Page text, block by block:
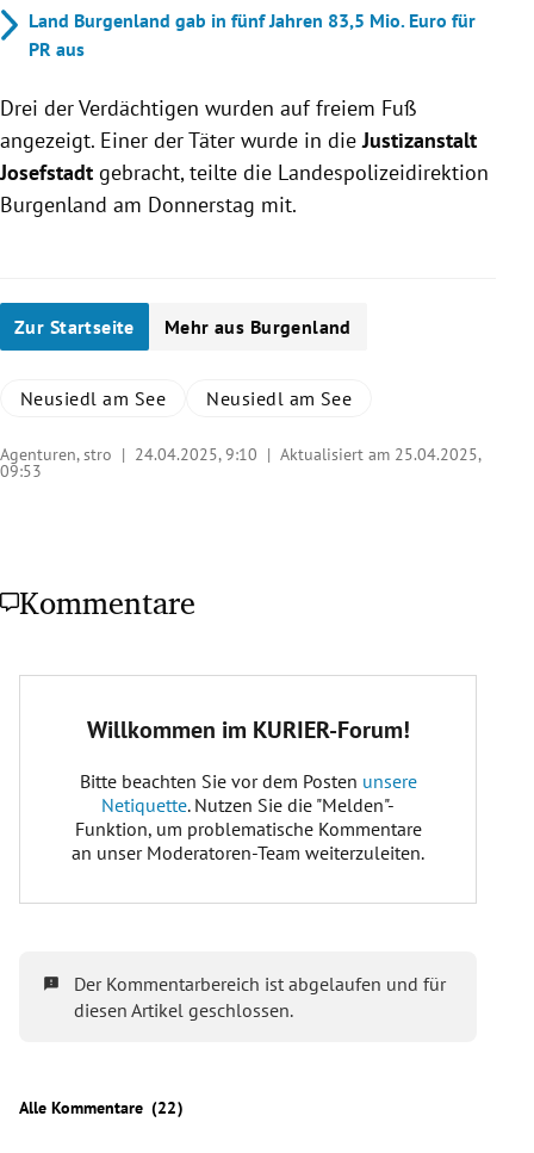
Land Burgenland gab in fünf Jahren 83,5 Mio. Euro für
PR aus
Drei der Verdächtigen wurden auf freiem Fuß
angezeigt. Einer der Täter wurde in dieJustizanstalt
Josefstadt gebracht, teilte die Landespolizeidirektion
Burgenland am Donnerstag mit.
Zur Startseite Mehr aus Burgenland
Neusiedl am See Neusiedl am See
Agenturen, stro | 24.04.2025, 9:10 | Aktualisiert am 25.04.2025,
09:53
Kommentare